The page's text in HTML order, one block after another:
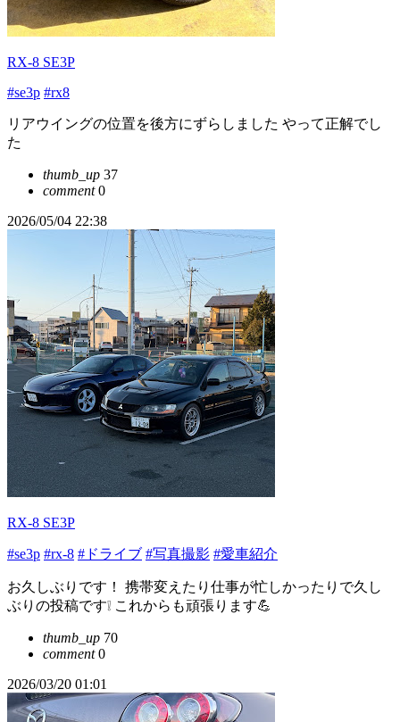
RX-8 SE3P
#se3p #rx8
リアウイングの位置を後方にずらしました やって正解でし
た
thumb_up 37
comment0
2026/05/04 22:38
RX-8 SE3P
#se3p #rx-8 #ドライブ #写真撮影 #愛車紹介
お久しぶりです！ 携帯変えたり仕事が忙しかったりで久し
ぶりの投稿です❕ これからも頑張ります💪
thumb_up 70
comment0
2026/03/20 01:01